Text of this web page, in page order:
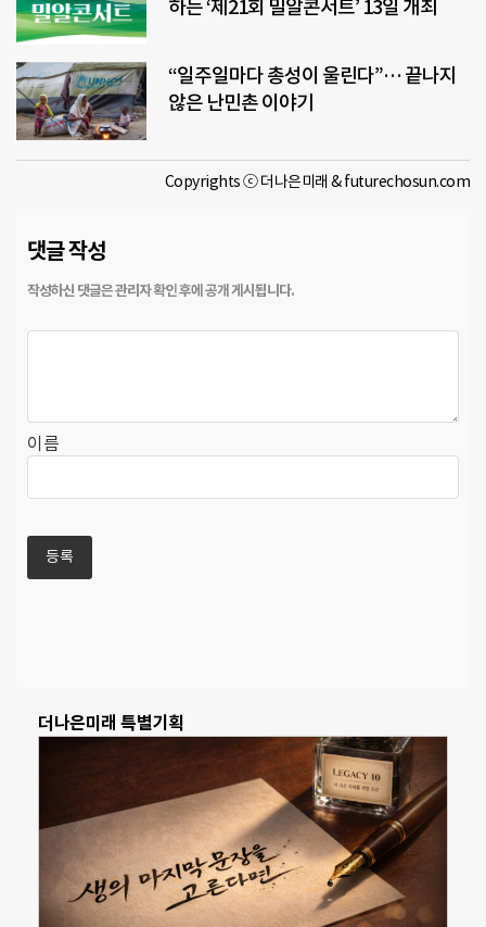
하는 ‘제21회 밀알콘서트’ 13일 개최
“일주일마다 총성이 울린다”… 끝나지
않은 난민촌 이야기
Copyrights ⓒ 더나은미래 & futurechosun.com
댓글 작성
이름
더나은미래 특별기획